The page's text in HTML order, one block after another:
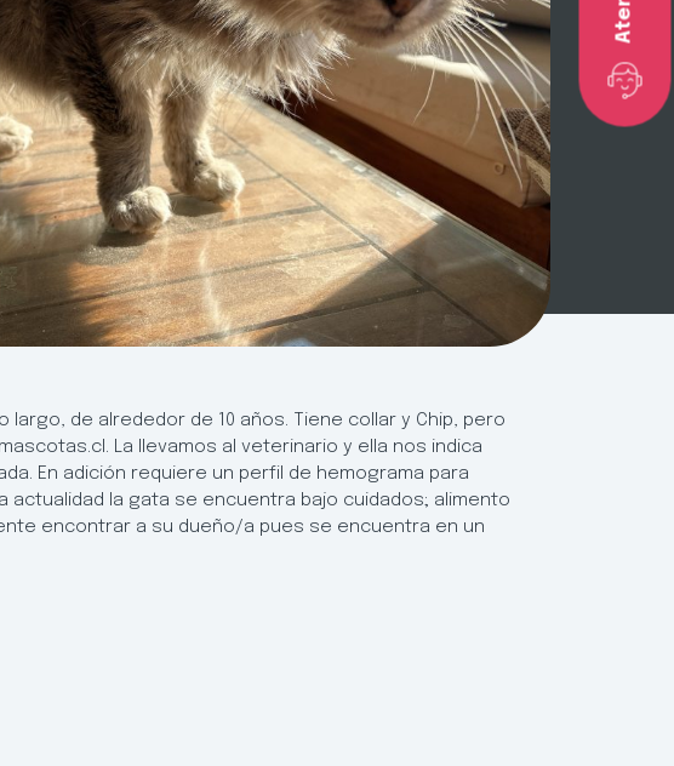
de alrededor de 10 años. Tiene collar y Chip, pero
La llevamos al veterinario y ella nos indica
En adición requiere un perfil de hemograma para
actualidad la gata se encuentra bajo cuidados; alimento
encontrar a su dueño/a pues se encuentra en un